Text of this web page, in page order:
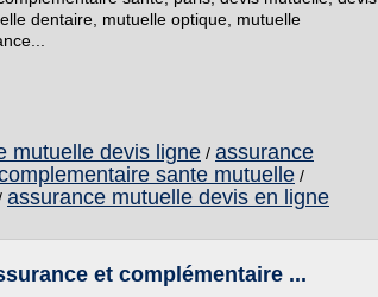
dentaire, mutuelle optique, mutuelle
mutuelle devis ligne / assurance
sante mutuelle /
assurance mutuelle devis en ligne
et complémentaire ...